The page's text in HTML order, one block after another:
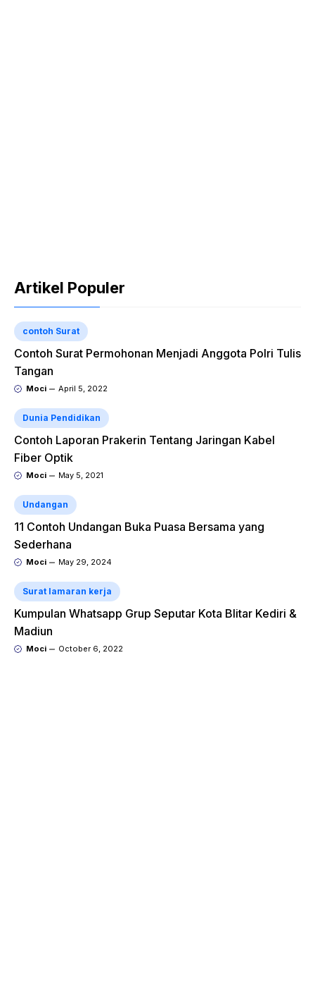
Artikel Populer
contoh Surat
Contoh Surat Permohonan Menjadi Anggota Polri Tulis
Tangan
Moci April 5, 2022
Dunia Pendidikan
Contoh Laporan Prakerin Tentang Jaringan Kabel
Fiber Optik
Moci May 5, 2021
Undangan
11 Contoh Undangan Buka Puasa Bersama yang
Sederhana
Moci May 29, 2024
Surat lamaran kerja
Kumpulan Whatsapp Grup Seputar Kota Blitar Kediri &
Madiun
Moci October 6, 2022